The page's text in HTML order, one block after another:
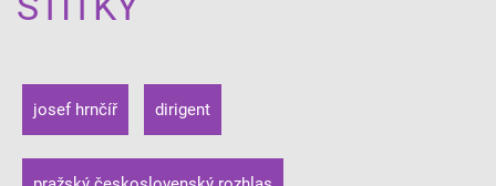
josef hrnčíř dirigent